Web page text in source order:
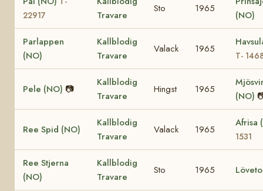
22917
Travare
Sto 1965
(NO)
Parlappen
(NO)
Kallblodig
Travare
Valack 1965
T-
Pele (NO) 📷
Kallblodig
Travare
Hingst 1965
(NO)
Ree Spid (NO)
Kallblodig
Travare
Valack 1965
Afrisa
1531
Ree Stjerna
(NO)
Kallblodig
Travare
Sto 1965